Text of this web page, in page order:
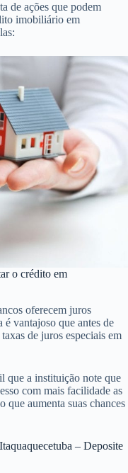
de ações que podem
imobiliário em
o crédito em
oferecem juros
é vantajoso que antes de
de juros especiais em
que a instituição note que
com mais facilidade as
que aumenta suas chances
– Deposite